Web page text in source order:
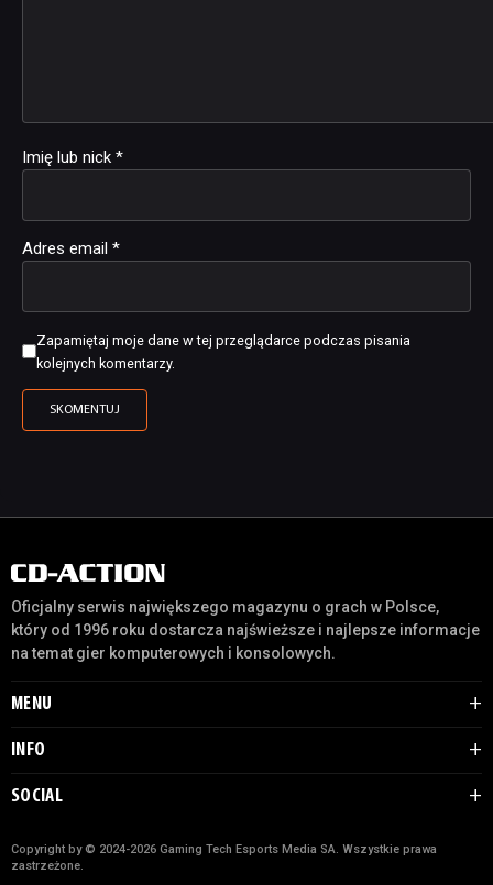
Imię lub nick *
Adres email *
Zapamiętaj moje dane w tej przeglądarce podczas pisania
kolejnych komentarzy.
Oficjalny serwis największego magazynu o grach w Polsce,
który od 1996 roku dostarcza najświeższe i najlepsze informacje
na temat gier komputerowych i konsolowych.
MENU
INFO
SOCIAL
Copyright by © 2024-2026 Gaming Tech Esports Media SA. Wszystkie prawa
zastrzeżone.